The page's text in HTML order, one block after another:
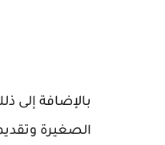
بالإضافة إلى
الصغيرة